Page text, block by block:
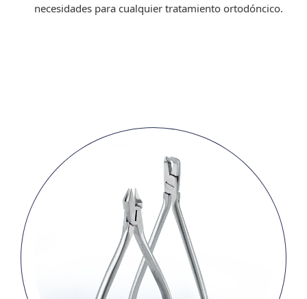
necesidades para cualquier tratamiento ortodóncico.